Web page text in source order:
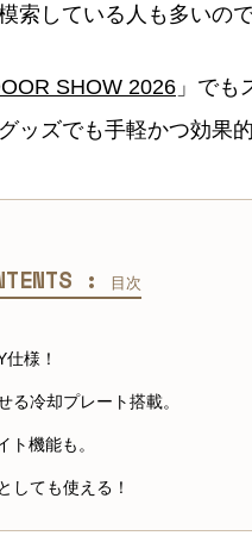
索している人も多いの
SHOW 2026 」でも
ッズでも手軽かつ効果
: 目次
様！
る冷却プレート搭載。
ト機能も。
しても使える！